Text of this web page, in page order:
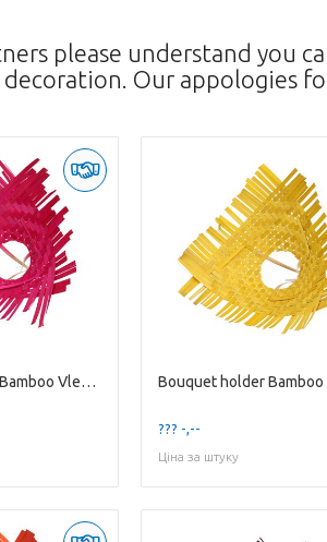
please understand you
Our appologies
Bouquet holder Bamboo Vlecht D25cm
??? -,--
Ціна за штуку